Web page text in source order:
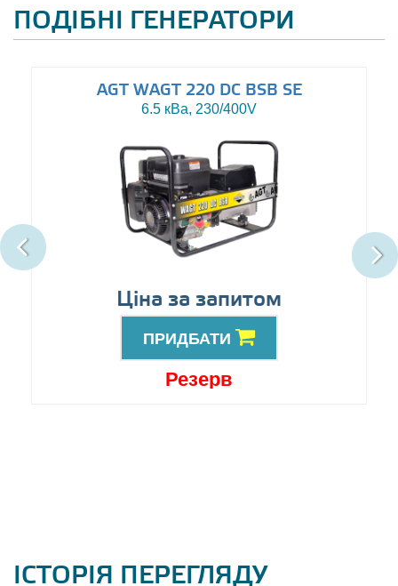
ПОДІБНІ ГЕНЕРАТОРИ
AGT WAGT 220 DC BSB SE
6.5 кВа, 230/400V
Ціна за запитом
ПРИДБАТИ
Резерв
ІСТОРІЯ ПЕРЕГЛЯДУ